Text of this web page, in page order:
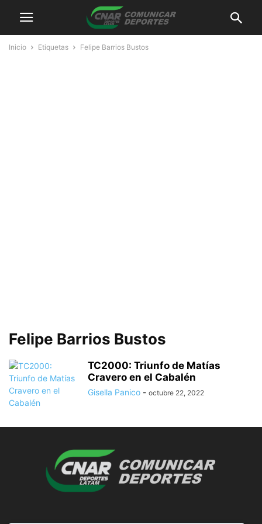
Inicio Etiquetas Felipe Barrios Bustos
Felipe Barrios Bustos
TC2000: Triunfo de Matías
Cravero en el Cabalén
Gisella Panico - octubre 22, 2022